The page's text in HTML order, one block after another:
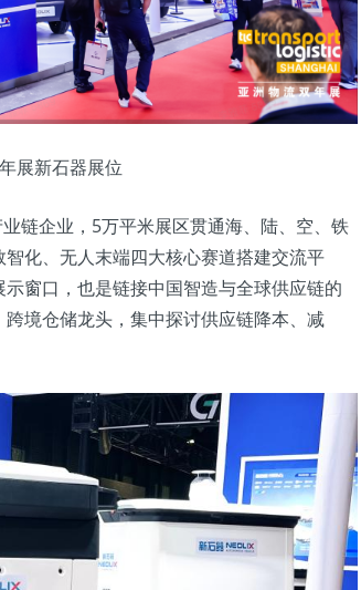
展新石器展位
链企业，5万平米展区贯通海、陆、空、铁
化、无人末端四大核心赛道搭建交流平
窗口，也是链接中国智造与全球供应链的
境仓储龙头，集中探讨供应链降本、减